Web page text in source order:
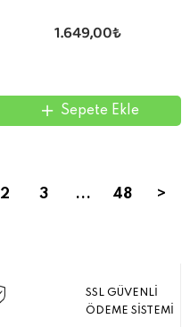
1.649,00₺
Sepete Ekle
2 3 ... 48 >
SSL GÜVENLİ
ÖDEME SİSTEMİ